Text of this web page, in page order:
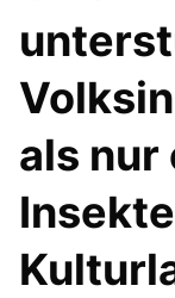
als nur